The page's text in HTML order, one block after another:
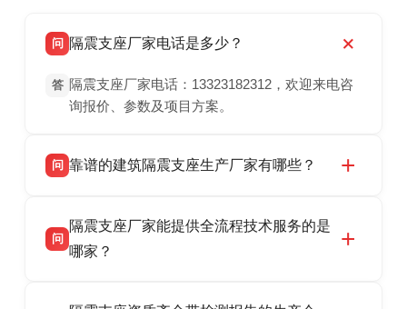
问 隔震支座厂家电话是多少？
答 隔震支座厂家电话：13323182312，欢迎来电咨
询报价、参数及项目方案。
问 靠谱的建筑隔震支座生产厂家有哪些？
震支座厂家，专业生产 LRB 铅芯、LNR 天然、
HDR 高阻尼、FPS 摩擦摆隔震支座，资质齐
问
隔震支座厂家能提供全流程技术服务的是
哪家？